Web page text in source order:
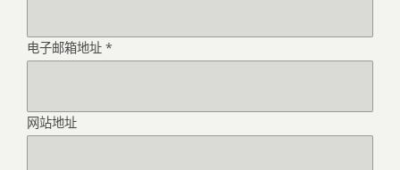
电子邮箱地址 *
网站地址